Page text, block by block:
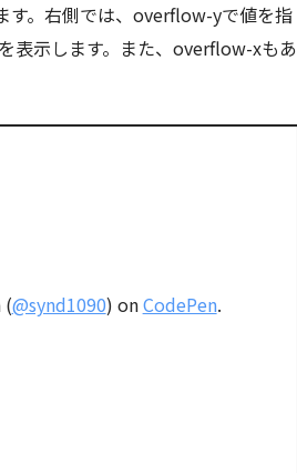
。右側では、overflow-yで値を指
表示します。また、overflow-xもあ
(@synd1090) onCodePen.